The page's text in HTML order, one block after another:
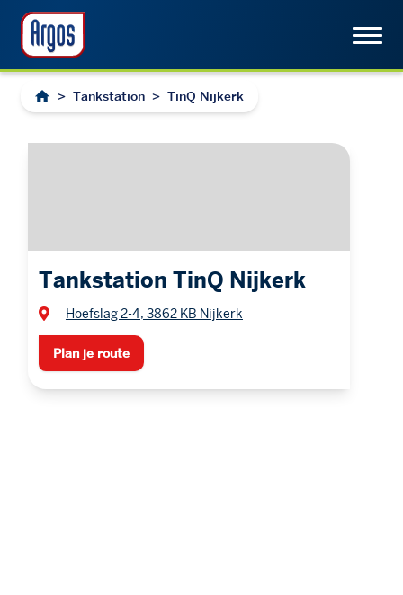
> Tankstation > TinQ Nijkerk
Tankstation TinQ Nijkerk
Hoefslag 2-4, 3862 KB Nijkerk
Plan je route